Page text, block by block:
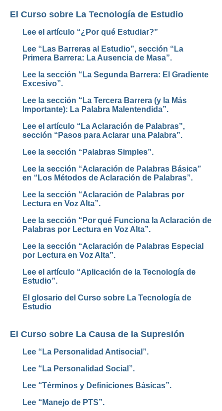
El Curso sobre La Tecnología de Estudio
Lee el artículo “¿Por qué Estudiar?”
Lee “Las Barreras al Estudio”, sección “La
Primera Barrera: La Ausencia de Masa”.
Lee la sección “La Segunda Barrera: El Gradiente
Excesivo”.
Lee la sección “La Tercera Barrera (y la Más
Importante): La Palabra Malentendida”.
Lee el artículo “La Aclaración de Palabras”,
sección “Pasos para Aclarar una Palabra”.
Lee la sección “Palabras Simples”.
Lee la sección “Aclaración de Palabras Básica”
en “Los Métodos de Aclaración de Palabras”.
Lee la sección “Aclaración de Palabras por
Lectura en Voz Alta”.
Lee la sección “Por qué Funciona la Aclaración de
Palabras por Lectura en Voz Alta”.
Lee la sección “Aclaración de Palabras Especial
por Lectura en Voz Alta”.
Lee el artículo “Aplicación de la Tecnología de
Estudio”.
El glosario del Curso sobre La Tecnología de
Estudio
El Curso sobre La Causa de la Supresión
Lee “La Personalidad Antisocial”.
Lee “La Personalidad Social”.
Lee “Términos y Definiciones Básicas”.
Lee “Manejo de PTS”.